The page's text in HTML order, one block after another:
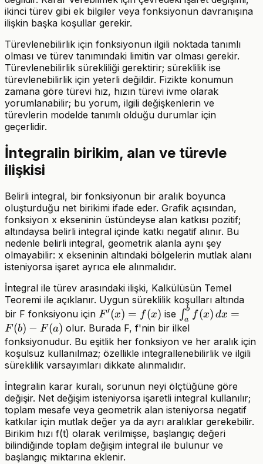
ikinci türev gibi ek bilgiler veya fonksiyonun davranışına
ilişkin başka koşullar gerekir.
Türevlenebilirlik için fonksiyonun ilgili noktada tanımlı
olması ve türev tanımındaki limitin var olması gerekir.
Türevlenebilirlik sürekliliği gerektirir; süreklilik ise
türevlenebilirlik için yeterli değildir. Fizikte konumun
zamana göre türevi hız, hızın türevi ivme olarak
yorumlanabilir; bu yorum, ilgili değişkenlerin ve
türevlerin modelde tanımlı olduğu durumlar için
geçerlidir.
İntegralin birikim, alan ve türevle
ilişkisi
Belirli integral, bir fonksiyonun bir aralık boyunca
oluşturduğu net birikimi ifade eder. Grafik açısından,
fonksiyon x ekseninin üstündeyse alan katkısı pozitif;
altındaysa belirli integral içinde katkı negatif alınır. Bu
nedenle belirli integral, geometrik alanla aynı şey
olmayabilir: x ekseninin altındaki bölgelerin mutlak alanı
isteniyorsa işaret ayrıca ele alınmalıdır.
İntegral ile türev arasındaki ilişki, Kalkülüsün Temel
Teoremi ile açıklanır. Uygun süreklilik koşulları altında
bir F fonksiyonu için F'(x)=f(x)
F ′(x) = f(x) ise \int_a^b
f(x)\,dx=F(b)-
F(a)
∫a
b
f(x) dx =
F (b) − F(a) olur. Burada F, f'nin bir ilkel
fonksiyonudur. Bu eşitlik her fonksiyon ve her aralık için
koşulsuz kullanılmaz; özellikle integrallenebilirlik ve ilgili
süreklilik varsayımları dikkate alınmalıdır.
İntegralin karar kuralı, sorunun neyi ölçtüğüne göre
değişir. Net değişim isteniyorsa işaretli integral kullanılır;
toplam mesafe veya geometrik alan isteniyorsa negatif
katkılar için mutlak değer ya da ayrı aralıklar gerekebilir.
Birikim hızı f(t) olarak verilmişse, başlangıç değeri
bilindiğinde toplam değişim integral ile bulunur ve
başlangıç miktarına eklenir.